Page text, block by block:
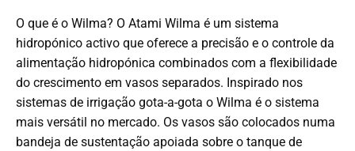
O que é o Wilma? O Atami Wilma é um sistema
hidropónico activo que oferece a precisão e o controle da
alimentação hidropónica combinados com a flexibilidade
do crescimento em vasos separados. Inspirado nos
sistemas de irrigação gota-a-gota o Wilma é o sistema
mais versátil no mercado. Os vasos são colocados numa
bandeja de sustentação apoiada sobre o tanque de